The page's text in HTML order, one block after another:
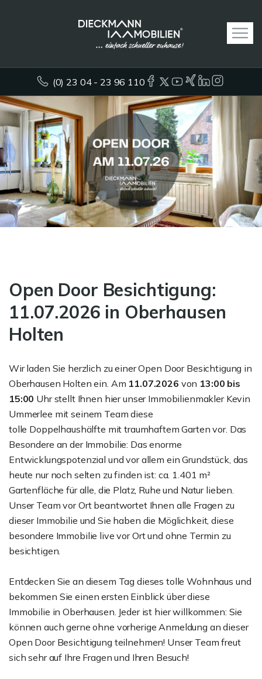
(0) 23 04 - 23 96 110
Open Door Besichtigung:
11.07.2026 in Oberhausen
Holten
Wir laden Sie herzlich zu einer Open Door Besichtigung in
Oberhausen Holten ein. Am 11.07.2026 von 13:00 bis
15:00 Uhr stellt Ihnen hier unser Immobilienmakler Kevin
Ummerlee mit seinem Team diese
tolle Doppelhaushälfte mit traumhaftem Garten vor. Das
Besondere an der Immobilie: Das enorme
Entwicklungspotenzial und vor allem ein Grundstück, das
heute nur noch selten zu finden ist: ca. 1.401 m²
Gartenfläche für alle, die Platz, Ruhe und Natur lieben.
Unser Team vor Ort beantwortet Ihnen alle Fragen zu
dieser Immobilie und Sie haben die Möglichkeit, diese
besondere Immobilie live vor Ort und ohne Termin zu
besichtigen.
Entdecken Sie an diesem Tag dieses tolle Wohnhaus und
bekommen Sie einen ersten Einblick über diese
Immobilie in Oberhausen. Jeder ist hier willkommen: Sie
können auch gerne ohne vorherige Anmeldung an dieser
Open Door Besichtigung teilnehmen! Unser Team freut
sich sehr auf Ihre Fragen und Ihren Besuch!